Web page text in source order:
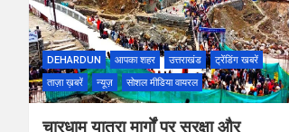
DEHARDUN आपका शहर उत्तराखंड
ट्रेंडिंग खबरें
ताज़ा ख़बरें
न्यूज़ सोशल मीडिया वायरल
चारधाम यात्रा मार्गों पर सुरक्षा और